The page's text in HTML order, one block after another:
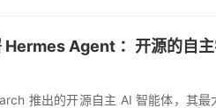
Hermes Agent ：开源的自
推出的开源自主 AI 智能体，其最